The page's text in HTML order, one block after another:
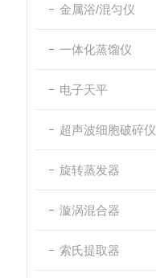
金属浴/混匀仪
一体化蒸馏仪
电子天平
超声波细胞破碎仪
旋转蒸发器
漩涡混合器
索氏提取器